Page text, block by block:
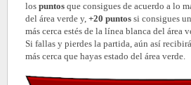
los puntos que consigues de acuerdo a lo
del área verde y, +20 puntos si consigues
más cerca estés de la línea blanca del área
Si fallas y pierdes la partida, aún así
más cerca que hayas estado del área verde.